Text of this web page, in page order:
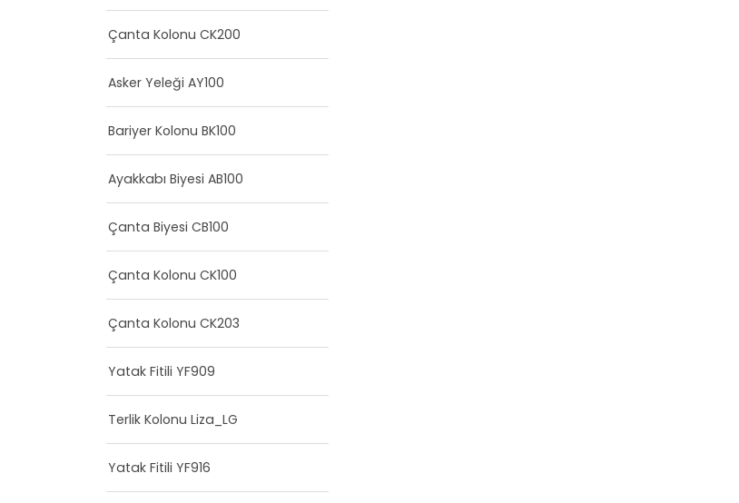
Çanta Kolonu CK200
Asker Yeleği AY100
Bariyer Kolonu BK100
Ayakkabı Biyesi AB100
Çanta Biyesi CB100
Çanta Kolonu CK100
Çanta Kolonu CK203
Yatak Fitili YF909
Terlik Kolonu Liza_LG
Yatak Fitili YF916